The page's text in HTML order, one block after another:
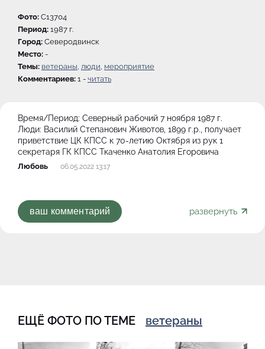
Фото: C13704
Период: 1987 г.
Город: Северодвинск
Место: -
Темы: ветераны, люди, мероприятие
Комментариев: 1 - читать
Время/Период: Северный рабочий 7 ноября 1987 г.
Люди: Василий Степанович Животов, 1899 г.р., получает
приветствие ЦК КПСС к 70-летию Октября из рук 1
секретаря ГК КПСС Ткаченко Анатолия Егоровича
Любовь 06.05.2022 13:17
ваш комментарий развернуть
ЕЩЁ ФОТО ПО ТЕМЕ ветераны